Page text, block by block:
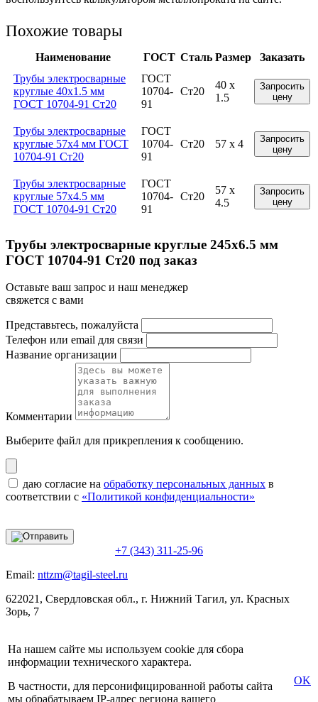
Похожие товары
Наименование ГОСТ Сталь Размер
Заказать
Трубы электросварные
круглые 40x1.5 мм
ГОСТ 10704-91 Ст20
ГОСТ
10704-
91
Ст20
40 x
1.5
Запросить
цену
Трубы электросварные
круглые 57x4 мм ГОСТ
10704-91 Ст20
ГОСТ
10704-
91
Ст20 57 x 4
Запросить
цену
Трубы электросварные
круглые 57x4.5 мм
ГОСТ 10704-91 Ст20
ГОСТ
10704-
91
Ст20
57 x
4.5
Запросить
цену
Трубы электросварные круглые 245x6.5 мм
ГОСТ 10704-91 Ст20 под заказ
Оставьте ваш запрос и наш менеджер
свяжется с вами
Представьтесь, пожалуйста
Телефон или email для связи
Название организации
Комментарии
Выберите файл для прикрепления к сообщению.
даю согласие на обработку персональных данных в
соответствии с «Политикой конфиденциальности»
+7 (343) 311-25-96
Email: nttzm@tagil-steel.ru
622021, Свердловская обл., г. Нижний Тагил, ул. Красных
Зорь, 7
На нашем сайте мы используем cookie для сбора
информации технического характера.
В частности, для персонифицированной работы сайта
мы обрабатываем IP-адрес региона вашего
OK